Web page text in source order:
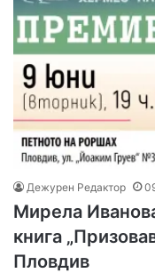
Дежурен Редактор
Мирела
книга
Пловдив